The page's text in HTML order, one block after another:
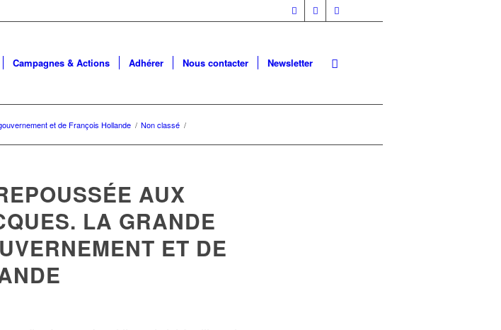
Campagnes & Actions Adhérer Nous contacter Newsletter
et de François Hollande / Non classé /
AUX
LA GRANDE
ET DE